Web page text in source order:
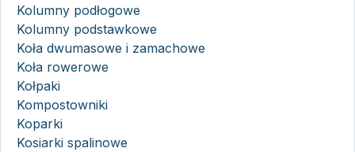
Kolumny podłogowe
Kolumny podstawkowe
Koła dwumasowe i zamachowe
Koła rowerowe
Kołpaki
Kompostowniki
Koparki
Kosiarki spalinowe